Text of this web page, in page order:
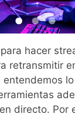
hacer
retransmitir
entendemos
directo. Por